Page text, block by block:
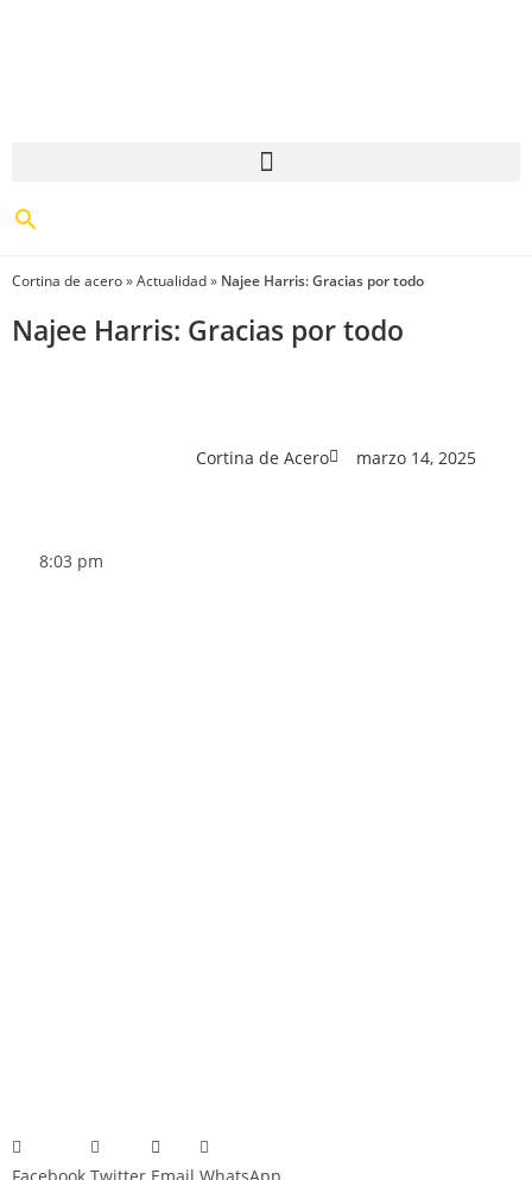
Cortina de acero»Actualidad» Najee Harris: Gracias por todo
Najee Harris: Gracias por todo
Cortina de Acero marzo 14, 2025
8:03 pm